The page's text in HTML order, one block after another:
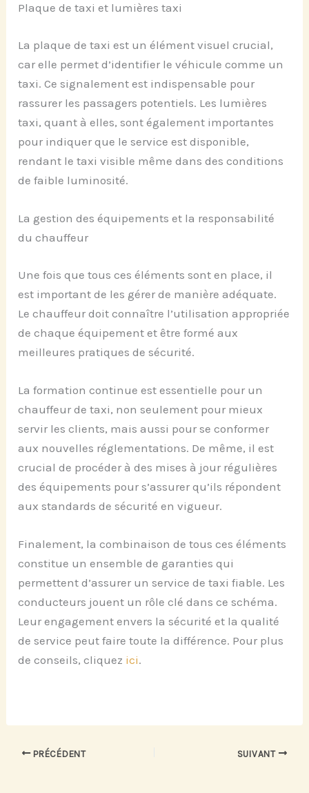
Plaque de taxi et lumières taxi
La plaque de taxi est un élément visuel crucial,
car elle permet d’identifier le véhicule comme un
taxi. Ce signalement est indispensable pour
rassurer les passagers potentiels. Les lumières
taxi, quant à elles, sont également importantes
pour indiquer que le service est disponible,
rendant le taxi visible même dans des conditions
de faible luminosité.
La gestion des équipements et la responsabilité
du chauffeur
Une fois que tous ces éléments sont en place, il
est important de les gérer de manière adéquate.
Le chauffeur doit connaître l’utilisation appropriée
de chaque équipement et être formé aux
meilleures pratiques de sécurité.
La formation continue est essentielle pour un
chauffeur de taxi, non seulement pour mieux
servir les clients, mais aussi pour se conformer
aux nouvelles réglementations. De même, il est
crucial de procéder à des mises à jour régulières
des équipements pour s’assurer qu’ils répondent
aux standards de sécurité en vigueur.
Finalement, la combinaison de tous ces éléments
constitue un ensemble de garanties qui
permettent d’assurer un service de taxi fiable. Les
conducteurs jouent un rôle clé dans ce schéma.
Leur engagement envers la sécurité et la qualité
de service peut faire toute la différence. Pour plus
de conseils, cliquez ici.
PRÉCÉDENT SUIVANT